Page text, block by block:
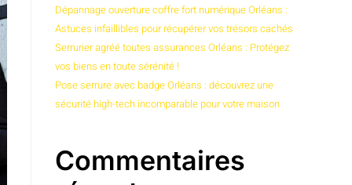
Dépannage ouverture coffre fort numérique Orléans :
Astuces infaillibles pour récupérer vos trésors cachés
Serrurier agréé toutes assurances Orléans : Protégez
vos biens en toute sérénité !
Pose serrure avec badge Orléans : découvrez une
sécurité high-tech incomparable pour votre maison
Commentaires